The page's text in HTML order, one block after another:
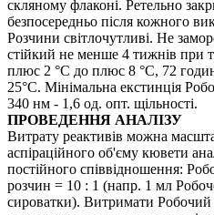
скляному флаконі. Ретельно
безпосередньо після кожного
Розчини світлочутливі. Не
стійкий не менше 4 тижнів при
плюс 2 °С до плюс 8 °С, 72
25°С. Мінімальна екстинція
340 нм - 1,6 од. опт. щільності.
ПРОВЕДЕННЯ АНАЛІЗУ
Витрату реактивів можна
аспіраційного об'єму кювети
постійного співвідношення:
розчин = 10 : 1 (напр. 1 мл
сироватки). Витримати Робочий